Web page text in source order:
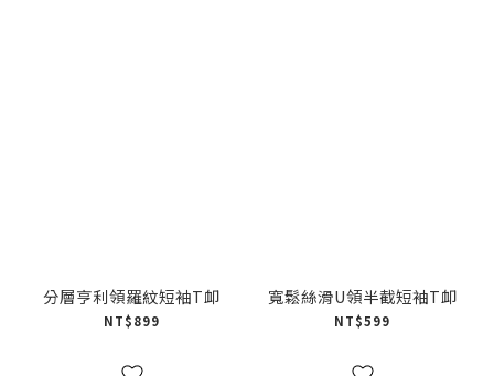
分層亨利領羅紋短袖T卹
NT$899
寬鬆絲滑U領半截短袖T卹
NT$599